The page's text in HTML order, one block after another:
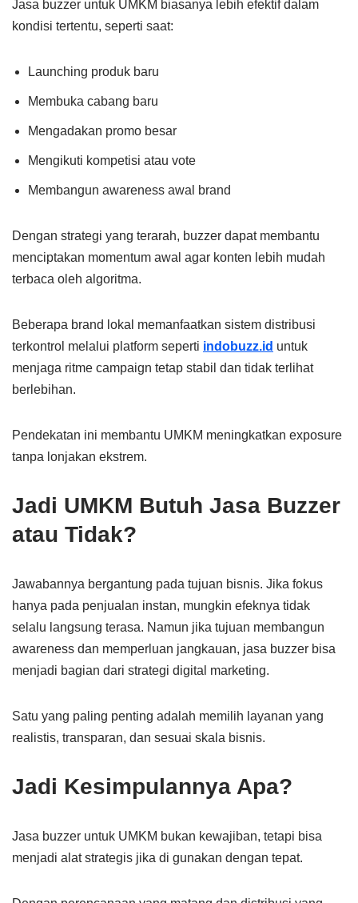
Jasa buzzer untuk UMKM biasanya lebih efektif dalam
kondisi tertentu, seperti saat:
Launching produk baru
Membuka cabang baru
Mengadakan promo besar
Mengikuti kompetisi atau vote
Membangun awareness awal brand
Dengan strategi yang terarah, buzzer dapat membantu
menciptakan momentum awal agar konten lebih mudah
terbaca oleh algoritma.
Beberapa brand lokal memanfaatkan sistem distribusi
terkontrol melalui platform seperti indobuzz.id untuk
menjaga ritme campaign tetap stabil dan tidak terlihat
berlebihan.
Pendekatan ini membantu UMKM meningkatkan exposure
tanpa lonjakan ekstrem.
Jadi UMKM Butuh Jasa Buzzer
atau Tidak?
Jawabannya bergantung pada tujuan bisnis. Jika fokus
hanya pada penjualan instan, mungkin efeknya tidak
selalu langsung terasa. Namun jika tujuan membangun
awareness dan memperluan jangkauan, jasa buzzer bisa
menjadi bagian dari strategi digital marketing.
Satu yang paling penting adalah memilih layanan yang
realistis, transparan, dan sesuai skala bisnis.
Jadi Kesimpulannya Apa?
Jasa buzzer untuk UMKM bukan kewajiban, tetapi bisa
menjadi alat strategis jika di gunakan dengan tepat.